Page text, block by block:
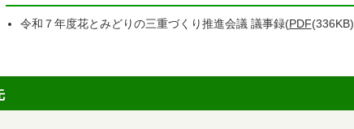
令和７年度花とみどりの三重づくり推進会議 議事録(PDF(336KB)